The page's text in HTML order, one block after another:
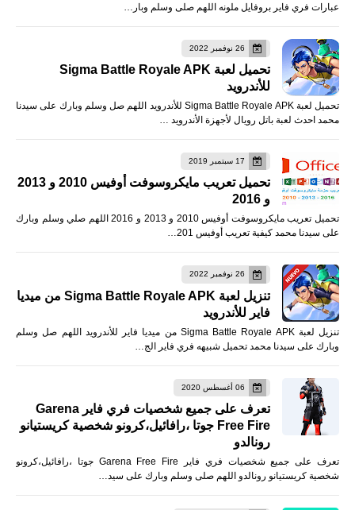
عبارات فري فاير بروفايل ملونه اللهم صلى وسلم وبار…
26 نوفمبر 2022
تحميل لعبة Sigma Battle Royale APK
للأندرويد
تحميل لعبة Sigma Battle Royale APK للأندرويد اللهم صل وسلم وبارك على سيدنا
محمد احدث لعبة باتل رويال لأجهزة الأندرويد …
17 سبتمبر 2019
تحميل تعريب مايكروسوفت أوفيس 2010 و 2013
و 2016
تحميل تعريب مايكروسوفت أوفيس 2010 و 2013 و 2016 اللهم صلي وسلم وبارك
على سيدنا محمد كيفية تعريب أوفيس 201…
26 نوفمبر 2022
تنزيل لعبة Sigma Battle Royale APK من ميديا
فاير للأندرويد
تنزيل لعبة Sigma Battle Royale APK من ميديا فاير للأندرويد اللهم صل وسلم
وبارك على سيدنا محمد تحميل شبيهه فري فاير الج…
06 أغسطس 2020
تعرف على جميع شخصيات فري فاير Garena
Free Fire جوتا ،رافائيل،كرونو شخصية كريستيانو
رونالدو
تعرف على جميع شخصيات فري فاير Garena Free Fire جوتا ،رافائيل،كرونو
شخصية كريستيانو رونالدو اللهم صلى وسلم وبارك على سيد…